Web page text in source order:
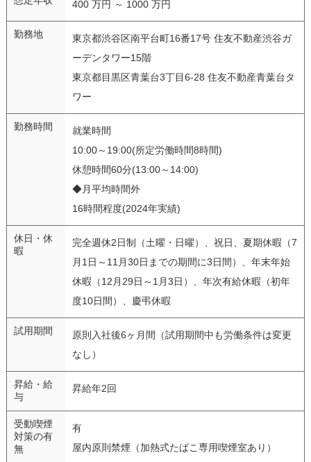
400 万円 ～ 1000 万円
勤務地
東京都渋谷区南平台町16番17号 住友不動産渋谷ガ
ーデンタワー15階
東京都目黒区青葉台3丁目6-28 住友不動産青葉台タ
ワー
勤務時間
就業時間
10:00～19:00(所定労働時間8時間)
休憩時間60分(13:00～14:00)
◆月平均時間外
16時間程度(2024年実績)
休日・休
暇
完全週休2日制（土曜・日曜）、祝日、夏期休暇（7
月1日～11月30日までの期間に3日間）、年末年始
休暇（12月29日～1月3日）、年次有給休暇（初年
度10日間）、慶弔休暇
試用期間
原則入社後6ヶ月間（試用期間中も労働条件は変更
なし）
昇給・給
与
昇給年2回
受動喫煙
対策の有
無
有
屋内原則禁煙（加熱式たばこ専用喫煙室あり）